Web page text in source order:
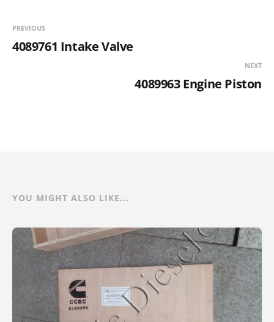
PREVIOUS
4089761 Intake Valve
NEXT
4089963 Engine Piston
YOU MIGHT ALSO LIKE...